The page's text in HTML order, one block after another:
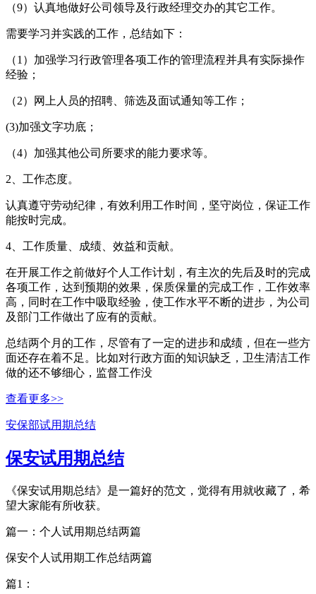
（9）认真地做好公司领导及行政经理交办的其它工作。
需要学习并实践的工作，总结如下：
（1）加强学习行政管理各项工作的管理流程并具有实际操作
经验；
（2）网上人员的招聘、筛选及面试通知等工作；
(3)加强文字功底；
（4）加强其他公司所要求的能力要求等。
2、工作态度。
认真遵守劳动纪律，有效利用工作时间，坚守岗位，保证工作
能按时完成。
4、工作质量、成绩、效益和贡献。
在开展工作之前做好个人工作计划，有主次的先后及时的完成
各项工作，达到预期的效果，保质保量的完成工作，工作效率
高，同时在工作中吸取经验，使工作水平不断的进步，为公司
及部门工作做出了应有的贡献。
总结两个月的工作，尽管有了一定的进步和成绩，但在一些方
面还存在着不足。比如对行政方面的知识缺乏，卫生清洁工作
做的还不够细心，监督工作没
查看更多>>
安保部试用期总结
保安试用期总结
《保安试用期总结》是一篇好的范文，觉得有用就收藏了，希
望大家能有所收获。
篇一：个人试用期总结两篇
保安个人试用期工作总结两篇
篇1：